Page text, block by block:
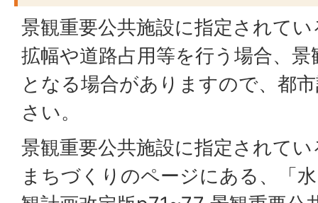
景観重要公共施設に指定されて
拡幅や道路占用等を行う場合、
となる場合がありますので、都
さい。
景観重要公共施設に指定されて
まちづくりのページにある、「